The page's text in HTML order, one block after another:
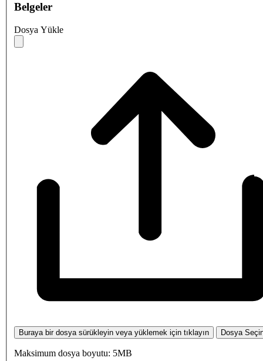
Belgeler
Dosya Yükle
Buraya bir dosya sürükleyin veya yüklemek için tıklayın Dosya
Maksimum dosya boyutu: 5MB